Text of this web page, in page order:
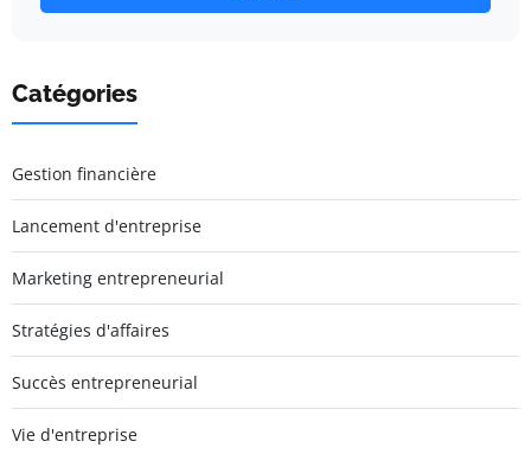
Catégories
Gestion financière
Lancement d'entreprise
Marketing entrepreneurial
Stratégies d'affaires
Succès entrepreneurial
Vie d'entreprise